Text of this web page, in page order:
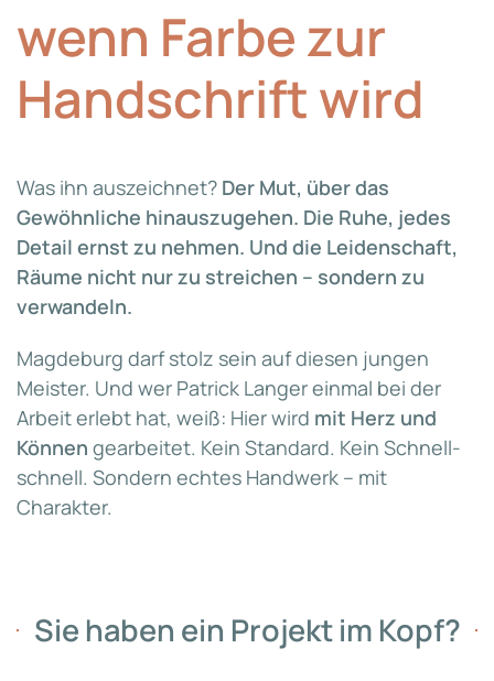
wenn Farbe zur
Hand­schrift wird
Was ihn auszeichnet? Der Mut, über das
Gewöhnliche hinauszugehen. Die Ruhe, jedes
Detail ernst zu nehmen. Und die Leidenschaft,
Räume nicht nur zu streichen – sondern zu
verwandeln.
Magdeburg darf stolz sein auf diesen jungen
Meister. Und wer Patrick Langer einmal bei der
Arbeit erlebt hat, weiß: Hier wird mit Herz und
Können gearbeitet. Kein Standard. Kein Schnell-
schnell. Sondern echtes Handwerk – mit
Charakter.
Sie haben ein Projekt im Kopf?